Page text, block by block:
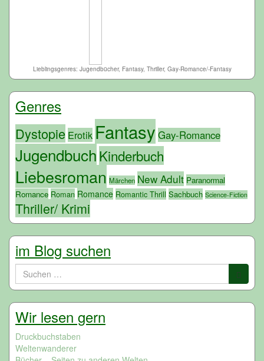
Lieblingsgenres: Jugendbücher, Fantasy, Thriller, Gay-Romance/-Fantasy
Genres
Dystopie Erotik Fantasy Gay-Romance
JugendbuchKinderbuch
Liebesroman Märchen New Adult Paranormal
Romance Roman Romance Romantic Thrill Sachbuch Science-Fiction
Thriller/ Krimi
im Blog suchen
Suchen
nach:
Wir lesen gern
Druckbuchstaben
Weltenwanderer